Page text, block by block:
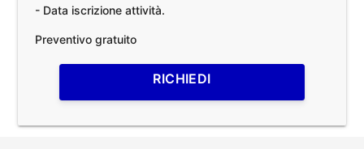
- Data iscrizione attività.
Preventivo gratuito
RICHIEDI